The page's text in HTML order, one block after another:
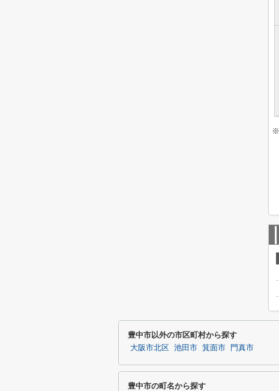
※
豊中市以外の市区町村から探す
大阪市北区 池田市 箕面市 門真市
豊中市の町名から探す